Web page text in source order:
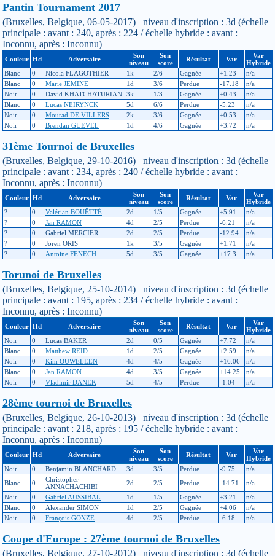
Pantin Tournament 2017
(Bruxelles, Belgique, 06-05-2017) niveau d'inscription : 3d (échelle
principale : avant : 240, après : 224 / échelle hybride : avant :
Inconnu, après : Inconnu)
Couleur Hd Adversaire
Son
niveau
Son
score
Résultat Var
Var
Hybride
Blanc
0 Nicola FLAGOTHIER 1k 2/6 Gagnée +1.23
n/a
Blanc
0 Marie JEMINE 1d 3/6 Perdue -17.18
n/a
Noir
0 David KHATCHATURIAN 3k 1/3 Gagnée +0.43
n/a
Blanc
0 Lucas NEIRYNCK 5d 6/6 Perdue -5.23
n/a
Noir
0 Mourad DE VILLERS 2k 3/6 Gagnée +0.53
n/a
Noir
0 Brendan GUEVEL 1d 4/6 Gagnée +3.72 n/a
31ème Tournoi de Bruxelles
(Bruxelles, Belgique, 29-10-2016) niveau d'inscription : 3d (échelle
principale : avant : 234, après : 240 / échelle hybride : avant :
Inconnu, après : Inconnu)
Couleur Hd Adversaire
Son
niveau
Son
score
Résultat Var
Var
Hybride
?
0 Valérian BOUËTTÉ 2d 1/5 Gagnée +5.91
n/a
?
0 Jan RAMON 4d 2/5 Perdue -6.21
n/a
?
0 Gabriel MERCIER 2d 2/5 Perdue -12.94
n/a
?
0 Joren ORIS 1k 3/5 Gagnée +1.71
n/a
?
0 Antoine FENECH 5d 3/5 Gagnée +17.3 n/a
Torunoi de Bruxelles
(Bruxelles, Belgique, 25-10-2014) niveau d'inscription : 3d (échelle
principale : avant : 195, après : 234 / échelle hybride : avant :
Inconnu, après : Inconnu)
Couleur Hd Adversaire
Son
niveau
Son
score
Résultat Var
Var
Hybride
Noir
0 Lucas BAKER 2d 0/5 Gagnée +7.72
n/a
Blanc
0 Matthew REID 1d 2/5 Gagnée +2.59
n/a
Noir
0 Kim OUWELEEN 4d 4/5 Gagnée +16.06
n/a
Blanc
0 Jan RAMON 4d 3/5 Gagnée +14.25
n/a
Noir
0 Vladimir DANEK 5d 4/5 Perdue -1.04 n/a
28ème tournoi de Bruxelles
(Bruxelles, Belgique, 26-10-2013) niveau d'inscription : 3d (échelle
principale : avant : 218, après : 195 / échelle hybride : avant :
Inconnu, après : Inconnu)
Couleur Hd Adversaire
Son
niveau
Son
score
Résultat Var
Var
Hybride
Noir
0 Benjamin BLANCHARD 3d 3/5 Perdue -9.75
n/a
Blanc
0
Christopher
ANNACHACHIBI
2d 2/5 Perdue -14.71
n/a
Noir
0 Gabriel AUSSIBAL 1d 1/5 Gagnée +3.21
n/a
Blanc
0 Alexander SIMON 1d 2/5 Gagnée +4.06
n/a
Noir
0 François GONZE 4d 2/5 Perdue -6.18 n/a
Coupe d'Europe : 27ème tournoi de Bruxelles
(Bruxelles, Belgique, 27-10-2012) niveau d'inscription : 3d (échelle